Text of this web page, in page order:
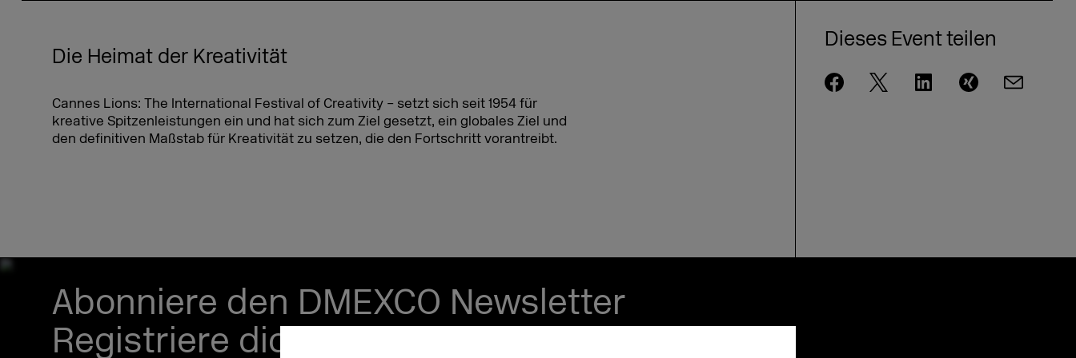
Die Heimat der Kreativität
Cannes Lions: The International Festival of Creativity – setzt sich seit 1954 für
kreative Spitzenleistungen ein und hat sich zum Ziel gesetzt, ein globales Ziel und
den definitiven Maßstab für Kreativität zu setzen, die den Fortschritt vorantreibt.
Dieses Event teilen
Abonniere den DMEXCO Newsletter
Registriere dich jetzt und bleib up to date!